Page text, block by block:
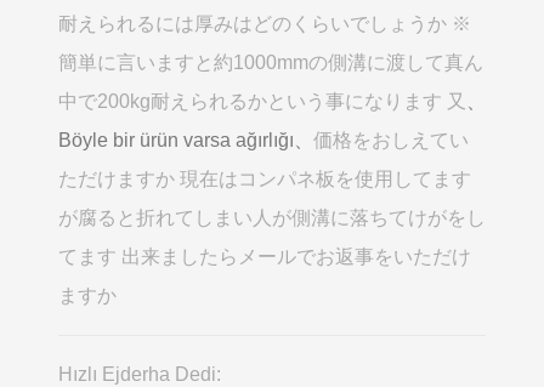
耐えられるには厚みはどのくらいでしょうか ※
簡単に言いますと約1000mmの側溝に渡して真ん
中で200kg耐えられるかという事になります 又
Böyle bir ürün varsa ağırlığı、 価格をおしえてい
ただけますか 現在はコンパネ板を使用してます
が腐ると折れてしまい人が側溝に落ちてけがをし
てます 出来ましたらメールでお返事をいただけ
ますか
Hızlı Ejderha Dedi: